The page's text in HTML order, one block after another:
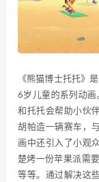
《熊猫博士托托》
6岁儿童的系列动
和托托会帮助小伙
胡帕造一辆赛车，
画中还引入了小观
楚烤一份苹果派需
等等。通过解决这